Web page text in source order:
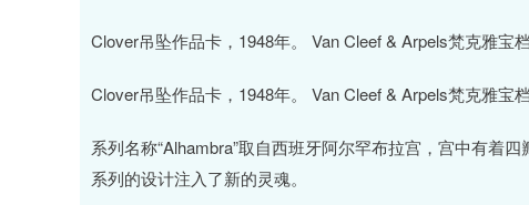
Clover吊坠作品卡，1948年。 Van Cleef & Arpels梵克雅宝
Clover吊坠作品卡，1948年。 Van Cleef & Arpels梵克雅宝
系列名称“Alhambra”取自西班牙阿尔罕布拉宫，宫中有着
系列的设计注入了新的灵魂。